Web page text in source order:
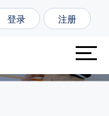
登录 注册